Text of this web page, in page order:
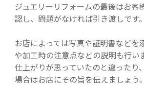
ジュエリーリフォームの最後はお客
認し、問題がなければ引き渡しです。
お店によっては写真や証明書などを
や加工時の注意点などの説明も行い
仕上がりが思っていたのと違ったり
場合はお店にその旨を伝えましょう。